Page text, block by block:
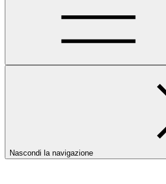
Nascondi la navigazione